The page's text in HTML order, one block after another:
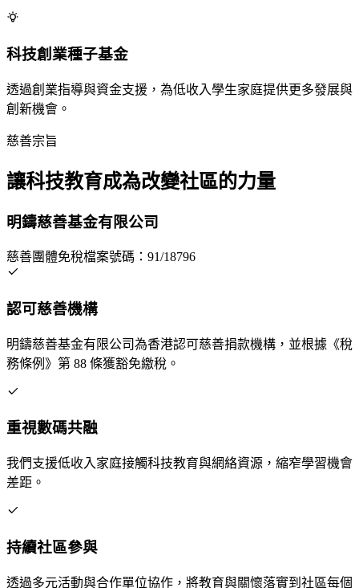
科技創業種子基金
透過創業指導與資金支援，為低收入學生家庭提供更多發展與
創新機會。
慈善宗旨
讓科技教育成為改變社區的力量
明鑄慈善基金有限公司
慈善團體免稅檔案號碼：91/18796
認可慈善機構
明鑄慈善基金有限公司為香港認可慈善捐款機構，並根據《稅
務條例》第 88 條獲豁免繳稅。
重視數碼共融
我們支援低收入家庭接觸科技教育與網絡資源，縮窄學習機會
差距。
持續社區參與
透過多元活動與合作單位協作，將教育與關懷落實到社區每個